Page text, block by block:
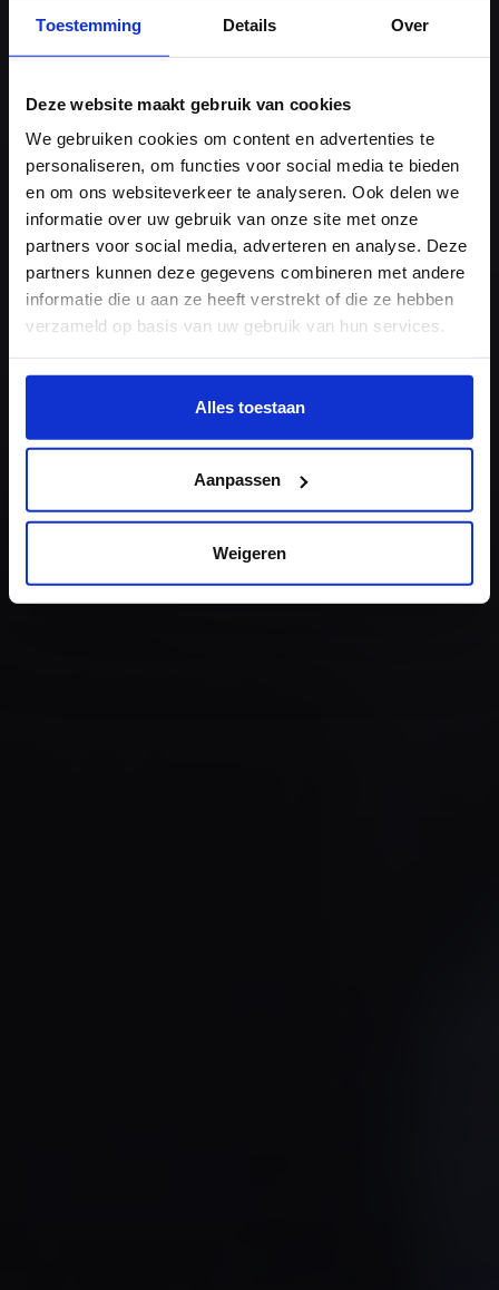
Toestemming Details Over
Deze website maakt gebruik van cookies
We gebruiken cookies om content en advertenties te
personaliseren, om functies voor social media te bieden
en om ons websiteverkeer te analyseren. Ook delen we
informatie over uw gebruik van onze site met onze
partners voor social media, adverteren en analyse. Deze
partners kunnen deze gegevens combineren met andere
informatie die u aan ze heeft verstrekt of die ze hebben
verzameld op basis van uw gebruik van hun services.
Wil je meer weten of de voorkeur aanpassen, bekijk dan
https://www.hku.nl/privacy-statement-en-
Alles toestaan
Aanpassen
Weigeren
Brede Basisopleiding
De studie